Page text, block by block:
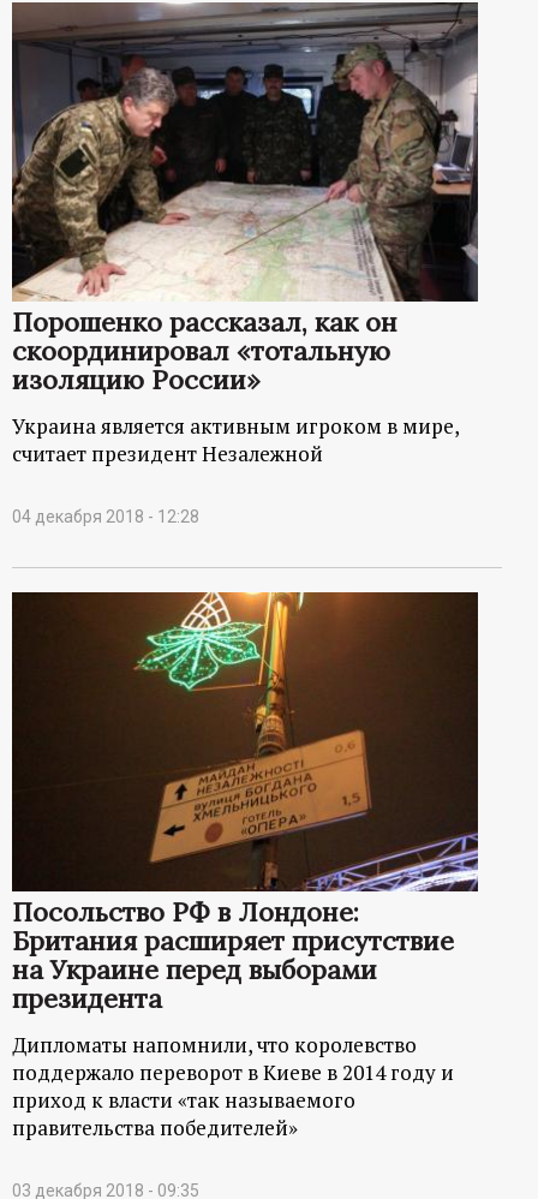
Порошенко рассказал, как он
скоординировал «тотальную
изоляцию России»
Украина является активным игроком в мире,
считает президент Незалежной
04 декабря 2018 - 12:28
Посольство РФ в Лондоне:
Британия расширяет присутствие
на Украине перед выборами
президента
Дипломаты напомнили, что королевство
поддержало переворот в Киеве в 2014 году и
приход к власти «так называемого
правительства победителей»
03 декабря 2018 - 09:35